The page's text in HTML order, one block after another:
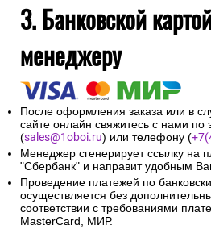
3. Банковской
менеджеру
После оформления заказа или в
сайте онлайн свяжитесь с нами по
(sales@1oboi.ru) или телефону (
Менеджер сгенерирует ссылку
"Сбербанк" и направит удобным
Проведение платежей по
осуществляется без
соответствии с требованиями
MasterCard, МИР.